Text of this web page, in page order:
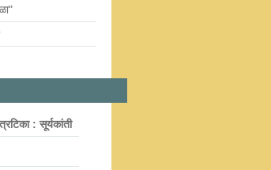
: सूर्यकांती